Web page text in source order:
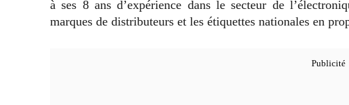
à ses 8 ans d’expérience dans le secteur de
marques de distributeurs et les étiquettes nationales en